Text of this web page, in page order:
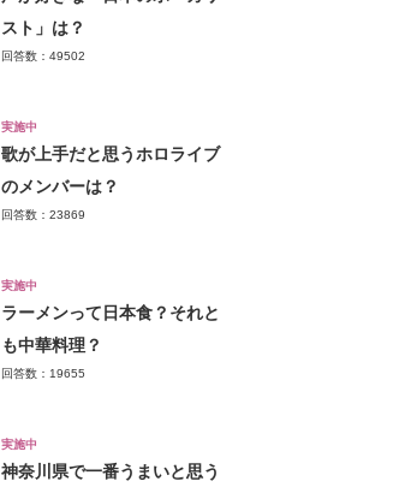
スト」は？
回答数：49502
実施中
歌が上手だと思うホロライブ
のメンバーは？
回答数：23869
実施中
ラーメンって日本食？それと
も中華料理？
回答数：19655
実施中
神奈川県で一番うまいと思う